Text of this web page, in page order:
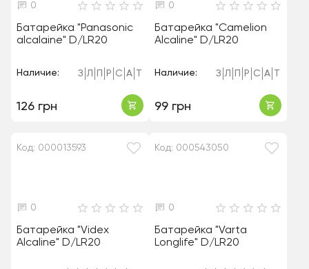
0
Батарейка "Panasonic
alcalaine" D/LR20
Наличие: З Л Р С А
126 грн
0
Батарейка "Camelion
Alcaline" D/LR20
Наличие: З Л Р С А
99 грн
Код: 000013593
0
Батарейка "Videx
Alcaline" D/LR20
Код: 000543050
0
Батарейка "Varta
Longlife" D/LR20